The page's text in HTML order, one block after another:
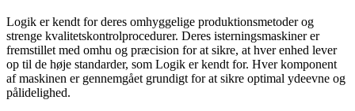
Logik er kendt for deres omhyggelige produktionsmetoder og
strenge kvalitetskontrolprocedurer. Deres isterningsmaskiner er
fremstillet med omhu og præcision for at sikre, at hver enhed lever
op til de høje standarder, som Logik er kendt for. Hver komponent
af maskinen er gennemgået grundigt for at sikre optimal ydeevne og
pålidelighed.